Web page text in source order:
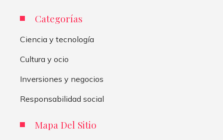
Categorías
Ciencia y tecnología
Cultura y ocio
Inversiones y negocios
Responsabilidad social
Mapa Del Sitio